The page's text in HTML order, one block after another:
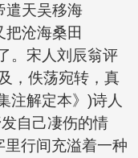
遣天吴移海
把沧海桑田
。宋人刘辰翁评
，佚荡宛转，真
注解定本》)诗人
自己凄伤的情
里行间充溢着一种